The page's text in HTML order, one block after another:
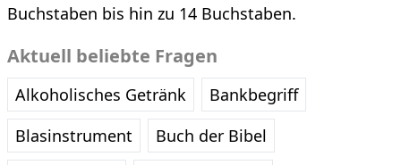
Buchstaben bis hin zu 14 Buchstaben.
Aktuell beliebte Fragen
Alkoholisches Getränk
Bankbegriff
Blasinstrument
Buch der Bibel